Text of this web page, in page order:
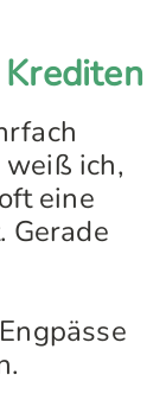
ich,
eine
Gerade